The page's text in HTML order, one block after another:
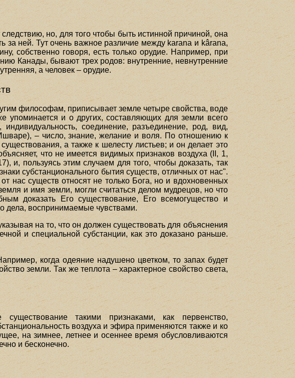
но, для того чтобы быть истинной причиной, она
за ней. Тут очень важное различие между karana и kârana,
собственно говоря, есть только орудие. Например, при
Канады, бывают трех родов: внутренние, невнутренние
а человек – орудие.
философам, приписывает земле четыре свойства, воде
упоминается и о других, составляющих для земли всего
соединение, разъединение, род, вид,
– число, знание, желание и воля. По отношению к
а также к шелесту листьев; и он делает это
что не имеется видимых признаков воздуха (II, 1,
и, пользуясь этим случаем для того, чтобы доказать, так
субстанционального бытия существ, отличных от нас".
нас существ относят не только Бога, но и вдохновенных
и имя земли, могли считаться делом мудрецов, но что
доказать Его существование, Его всемогущество и
дела, воспринимаемые чувствами.
на то, что он должен существовать для объяснения
и специальной субстанции, как это доказано раньше.
когда одеяние надушено цветком, то запах будет
земли. Так же теплота – характерное свойство света,
такими признаками, как первенство,
воздуха и эфира применяются также и ко
на зимнее, летнее и осеннее время обусловливаются
и бесконечно.